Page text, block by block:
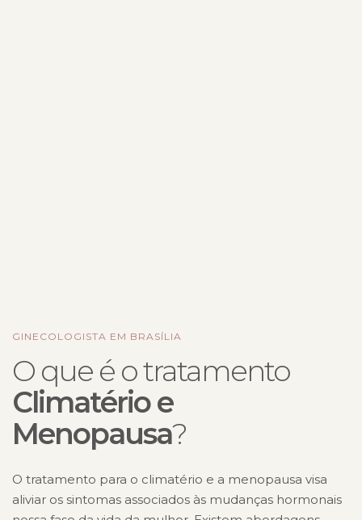
GINECOLOGISTA EM BRASÍLIA
O que é o tratamento
Climatério e
Menopausa?
O tratamento para o climatério e a menopausa visa
aliviar os sintomas associados às mudanças hormonais